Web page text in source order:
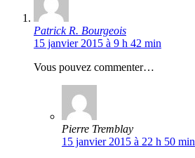
Patrick R. Bourgeois
15 janvier 2015 à 9 h 42 min
Vous pouvez commenter…
Pierre Tremblay
15 janvier 2015 à 22 h 50 min